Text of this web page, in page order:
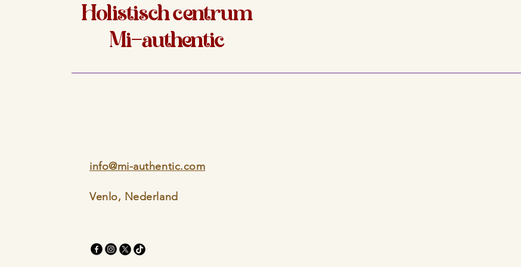
Holistisch centrum
Mi-authentic
info@mi-authentic.com
Venlo, Nederland